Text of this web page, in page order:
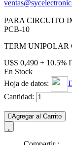
PARA CIRCUITO
PCB-10
TERM UNIPOLAR
U$S 0,490 + 10.5%
En Stock
Hoja de datos:
Cantidad:
Agregar al Carrito